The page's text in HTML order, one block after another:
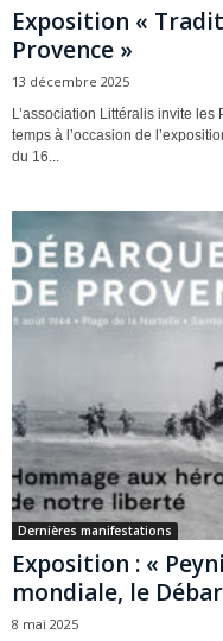
Exposition «
Provence »
13 décembre 2025
L’association Littéralis invite
temps à l’occasion de
du 16...
Dernières manifestations
Exposition : «
mondiale, le
8 mai 2025